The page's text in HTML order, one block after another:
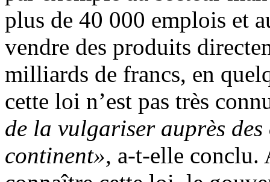
plus de 40 000 emplois et
vendre des produits
milliards de francs, en
cette loi n’est pas très
de la vulgariser auprès
continent», a-t-elle conclu.